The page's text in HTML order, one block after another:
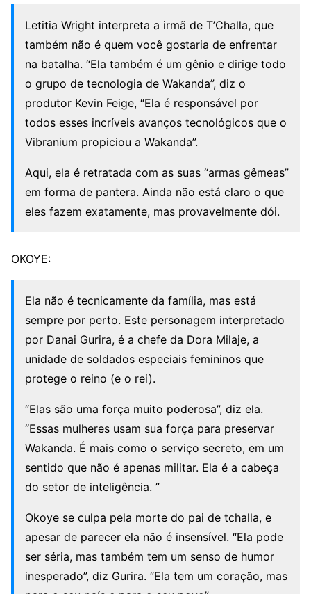
Letitia Wright interpreta a irmã de T’Challa, que
também não é quem você gostaria de enfrentar
na batalha. “Ela também é um gênio e dirige todo
o grupo de tecnologia de Wakanda”, diz o
produtor Kevin Feige, “Ela é responsável por
todos esses incríveis avanços tecnológicos que o
Vibranium propiciou a Wakanda”.
Aqui, ela é retratada com as suas “armas gêmeas”
em forma de pantera. Ainda não está claro o que
eles fazem exatamente, mas provavelmente dói.
OKOYE:
Ela não é tecnicamente da família, mas está
sempre por perto. Este personagem interpretado
por Danai Gurira, é a chefe da Dora Milaje, a
unidade de soldados especiais femininos que
protege o reino (e o rei).
“Elas são uma força muito poderosa”, diz ela.
“Essas mulheres usam sua força para preservar
Wakanda. É mais como o serviço secreto, em um
sentido que não é apenas militar. Ela é a cabeça
do setor de inteligência. ”
Okoye se culpa pela morte do pai de tchalla, e
apesar de parecer ela não é insensível. “Ela pode
ser séria, mas também tem um senso de humor
inesperado”, diz Gurira. “Ela tem um coração, mas